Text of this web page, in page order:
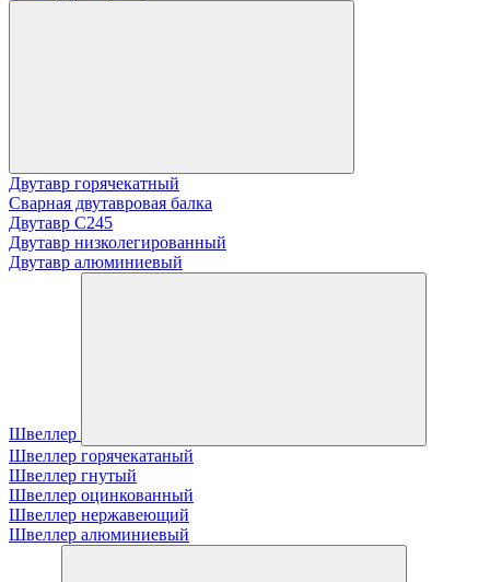
Двутавр горячекатный
Сварная двутавровая балка
Двутавр С245
Двутавр низколегированный
Двутавр алюминиевый
Швеллер
Швеллер горячекатаный
Швеллер гнутый
Швеллер оцинкованный
Швеллер нержавеющий
Швеллер алюминиевый